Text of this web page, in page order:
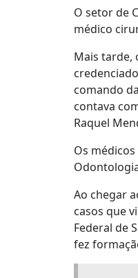
O setor de
médico
Mais tarde,
comando
contava
Raquel
Os
Ao chegar
casos que
Federal de
fez